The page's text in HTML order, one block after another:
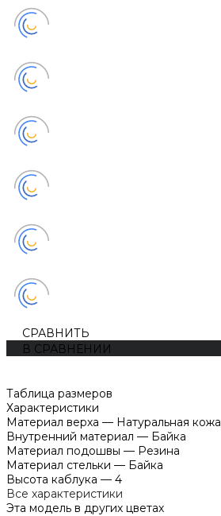
СРАВНИТЬ
В СРАВНЕНИИ
Таблица размеров
Характеристики
Материал верха — Натуральная кожа
Внутренний материал — Байка
Материал подошвы — Резина
Материал стельки — Байка
Высота каблука — 4
Все характеристики
Эта модель в других цветах